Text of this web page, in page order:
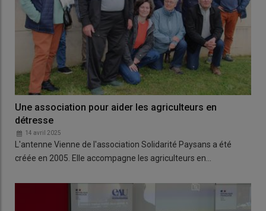
Une association pour aider les agriculteurs en
détresse
14 avril 2025
L'antenne Vienne de l'association Solidarité Paysans a été
créée en 2005. Elle accompagne les agriculteurs en…